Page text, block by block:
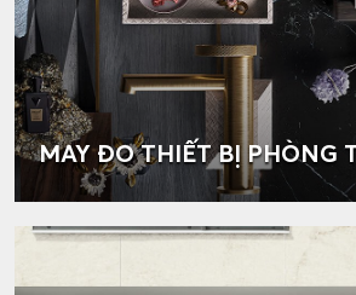
MAY ĐO THIẾT BỊ PHÒNG